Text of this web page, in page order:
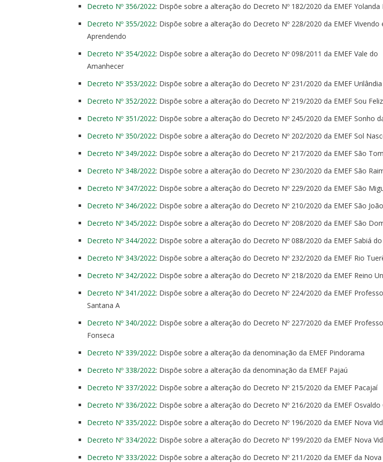
Decreto Nº 356/2022: Dispõe sobre a alteração do Decreto Nº 182/2020 da EMEF Yolanda
Decreto Nº 355/2022: Dispõe sobre a alteração do Decreto Nº 228/2020 da EMEF Vivendo
Aprendendo
Decreto Nº 354/2022: Dispõe sobre a alteração do Decreto Nº 098/2011 da EMEF Vale do
Amanhecer
Decreto Nº 353/2022: Dispõe sobre a alteração do Decreto Nº 231/2020 da EMEF Urilândia
Decreto Nº 352/2022: Dispõe sobre a alteração do Decreto Nº 219/2020 da EMEF Sou Feliz
Decreto Nº 351/2022: Dispõe sobre a alteração do Decreto Nº 245/2020 da EMEF Sonho
Decreto Nº 350/2022: Dispõe sobre a alteração do Decreto Nº 202/2020 da EMEF Sol
Decreto Nº 349/2022: Dispõe sobre a alteração do Decreto Nº 217/2020 da EMEF São
Decreto Nº 348/2022: Dispõe sobre a alteração do Decreto Nº 230/2020 da EMEF São
Decreto Nº 347/2022: Dispõe sobre a alteração do Decreto Nº 229/2020 da EMEF São
Decreto Nº 346/2022: Dispõe sobre a alteração do Decreto Nº 210/2020 da EMEF São
Decreto Nº 345/2022: Dispõe sobre a alteração do Decreto Nº 208/2020 da EMEF São
Decreto Nº 344/2022: Dispõe sobre a alteração do Decreto Nº 088/2020 da EMEF Sabiá
Decreto Nº 343/2022: Dispõe sobre a alteração do Decreto Nº 232/2020 da EMEF Rio
Decreto Nº 342/2022: Dispõe sobre a alteração do Decreto Nº 218/2020 da EMEF Reino
Decreto Nº 341/2022: Dispõe sobre a alteração do Decreto Nº 224/2020 da EMEF
Santana A
Decreto Nº 340/2022: Dispõe sobre a alteração do Decreto Nº 227/2020 da EMEF
Fonseca
Decreto Nº 339/2022: Dispõe sobre a alteração da denominação da EMEF Pindorama
Decreto Nº 338/2022: Dispõe sobre a alteração da denominação da EMEF Pajaú
Decreto Nº 337/2022: Dispõe sobre a alteração do Decreto Nº 215/2020 da EMEF Pacajaí
Decreto Nº 336/2022: Dispõe sobre a alteração do Decreto Nº 216/2020 da EMEF Osvaldo
Decreto Nº 335/2022: Dispõe sobre a alteração do Decreto Nº 196/2020 da EMEF Nova
Decreto Nº 334/2022: Dispõe sobre a alteração do Decreto Nº 199/2020 da EMEF Nova
Decreto Nº 333/2022: Dispõe sobre a alteração do Decreto Nº 211/2020 da EMEF da Nova